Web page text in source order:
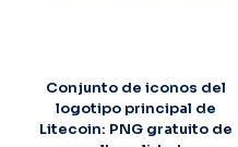
Conjunto de iconos del
logotipo principal de
Litecoin: PNG gratuito de